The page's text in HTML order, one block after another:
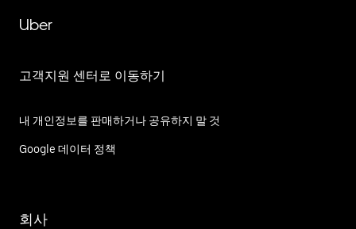
Uber
고객지원 센터로 이동하기
내 개인정보를 판매하거나 공유하지 말 것
Google 데이터 정책
회사